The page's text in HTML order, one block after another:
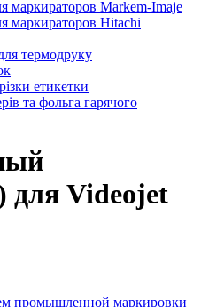
маркираторов Markem-Imaje
маркираторов Hitachi
термодруку
етикетки
та фольга гарячого
для Videojet
промышленной маркировки